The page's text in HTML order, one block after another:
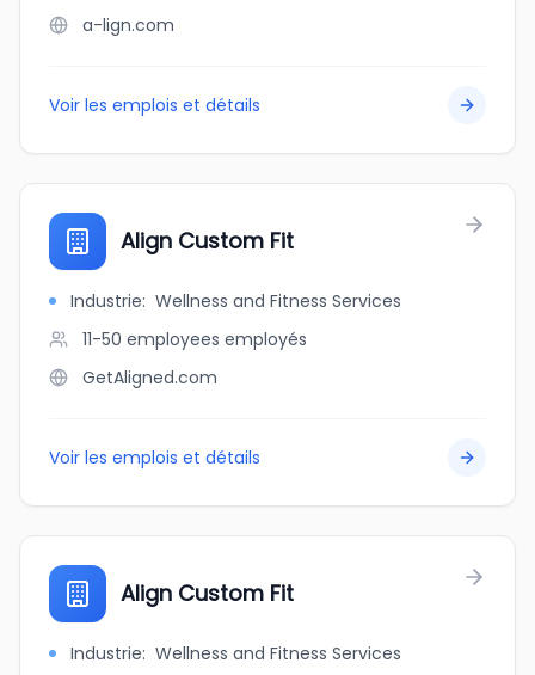
a-lign.com
Voir les emplois et détails
Align Custom Fit
Industrie: Wellness and Fitness Services
11-50 employees employés
GetAligned.com
Voir les emplois et détails
Align Custom Fit
Industrie: Wellness and Fitness Services